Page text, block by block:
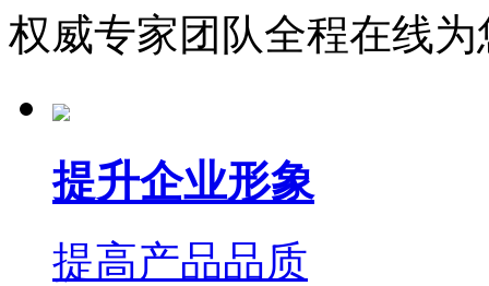
权威专家团队全程在线
提升企业形象
提高产品品质